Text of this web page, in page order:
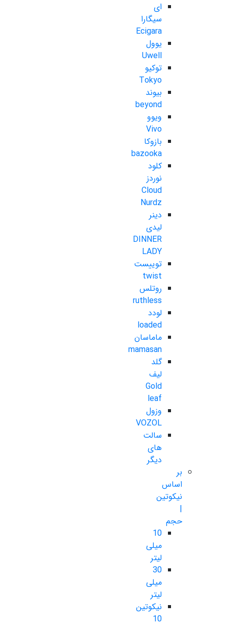
ای
سیگارا
Ecigara
یوول
Uwell
توکیو
Tokyo
بیوند
beyond
ویوو
Vivo
بازوکا
bazooka
کلود
نوردز
Cloud
Nurdz
دینر
لیدی
DINNER
LADY
توییست
twist
روتلس
ruthless
لودد
loaded
ماماسان
mamasan
گلد
لیف
Gold
leaf
وزول
VOZOL
سالت
های
دیگر
بر
اساس
نیکوتین
|
حجم
10
میلی
لیتر
30
میلی
لیتر
نیکوتین
10